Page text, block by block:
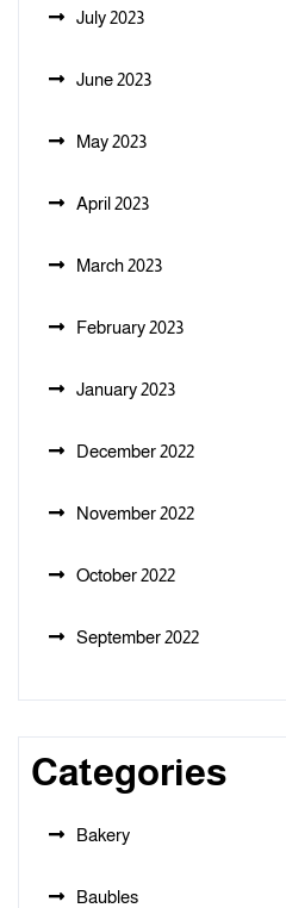
July 2023
June 2023
May 2023
April 2023
March 2023
February 2023
January 2023
December 2022
November 2022
October 2022
September 2022
Categories
Bakery
Baubles